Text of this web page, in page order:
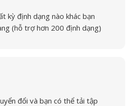
kỳ định dạng nào khác bạn
(hỗ trợ hơn 200 định dạng)
đổi và bạn có thể tải tập